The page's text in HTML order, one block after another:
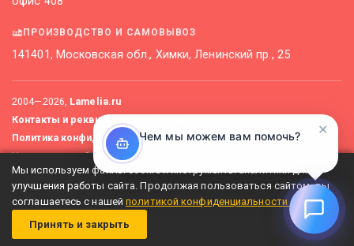
ПРОИЗВОДСТВО И САМОВЫВОЗ
141401, Московская обл., Химки, Ленинский пр., 25
2004—2026, Lamelia.ru
Контакты и реквизиты
Политика конфиденциальности
Не является публичной офертой. Актуальные цены уточняйте
у менеджеров.
Мы используем файлы cookie и инструменты аналитики для
улучшения работы сайта. Продолжая пользоваться сайтом, вы
соглашаетесь с нашейполитикой конфиденциальности.
Принять и закрыть
✕
Чем мы можем вам помочь?